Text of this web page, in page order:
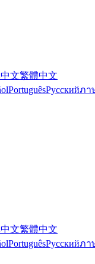
文繁體中文
PortuguêsРусскийภา
文繁體中文
PortuguêsРусскийภา